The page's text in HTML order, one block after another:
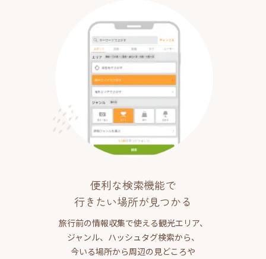
便利な検索機能で
行きたい場所が見つかる
旅行前の情報収集で使える観光エリア、
ジャンル、ハッシュタグ検索から、
今いる場所から周辺の見どころや